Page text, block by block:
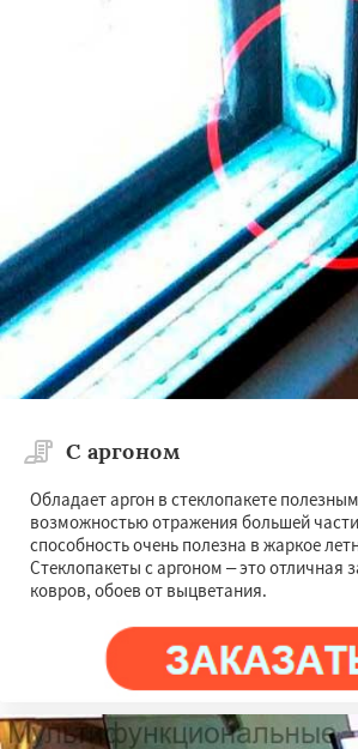
Работаем по
регионам
Раменское Реутов Рошаль Рузф
Сергиев Посад Серпухов
Купавна Ступино Талдом
Фрязино
Химки Хотьково Черноголовка Чехов
Шатура
Щелково
Электрогорск
Андреево
Богородское Большие Вяземы
Загорянский Запрудная Заречье
Зеленоградск Измайлово
Икша
Ильинский Красково Лесной
С аргоном
Обладает аргон в стеклопакете
возможностью отражения большей
способность очень полезна в жаркое
Стеклопакеты с аргоном – это отличная
ковров, обоев от выцветания.
Даю согласие на обработку